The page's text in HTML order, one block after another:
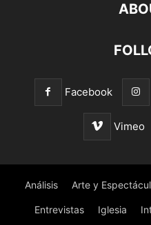
Facebook
Vimeo
Análisis Arte y
Entrevistas Iglesia